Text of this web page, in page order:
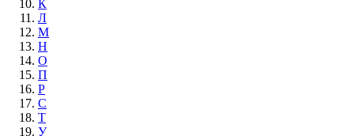
К
Л
М
Н
О
П
Р
С
Т
У